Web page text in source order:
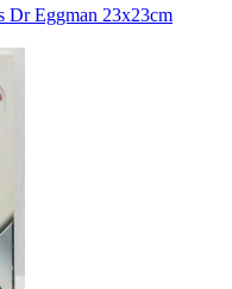
Dr Eggman 23x23cm